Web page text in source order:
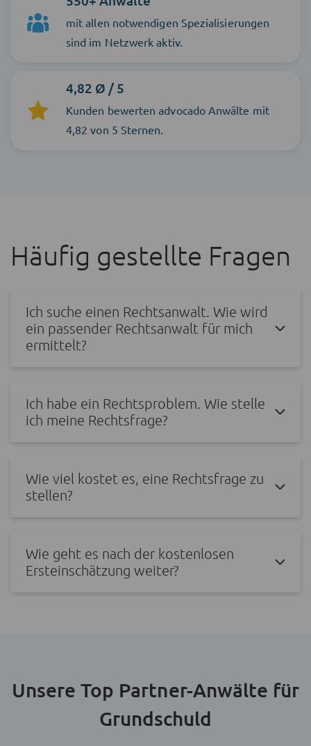
mit allen notwendigen Spezialisierungen
sind im Netzwerk aktiv.
4,82 Ø / 5
Kunden bewerten advocado Anwälte mit
4,82 von 5 Sternen.
Häufig gestellte Fragen
Ich suche einen Rechtsanwalt. Wie wird
ein passender Rechtsanwalt für mich
ermittelt?
Ich habe ein Rechtsproblem. Wie stelle
ich meine Rechtsfrage?
Wie viel kostet es, eine Rechtsfrage zu
stellen?
Wie geht es nach der kostenlosen
Ersteinschätzung weiter?
Unsere Top Partner-Anwälte für
Grundschuld